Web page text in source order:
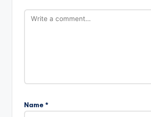
Name *